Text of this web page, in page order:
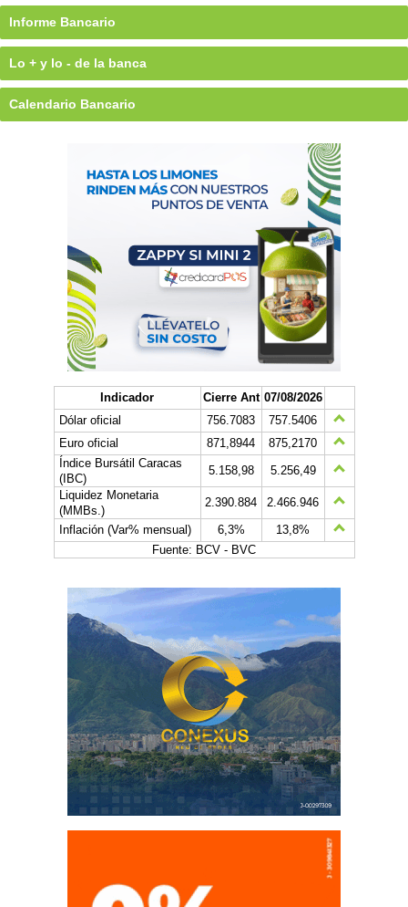
Informe Bancario
Lo + y lo - de la banca
Calendario Bancario
Indicador Cierre Ant 07/08/2026
Dólar oficial
756.7083
757.5406
Euro oficial
871,8944
875,2170
Índice Bursátil Caracas
(IBC)
5.158,98
5.256,49
Liquidez Monetaria
(MMBs.)
2.390.884
2.466.946
Inflación (Var% mensual)
6,3%
13,8%
Fuente: BCV - BVC